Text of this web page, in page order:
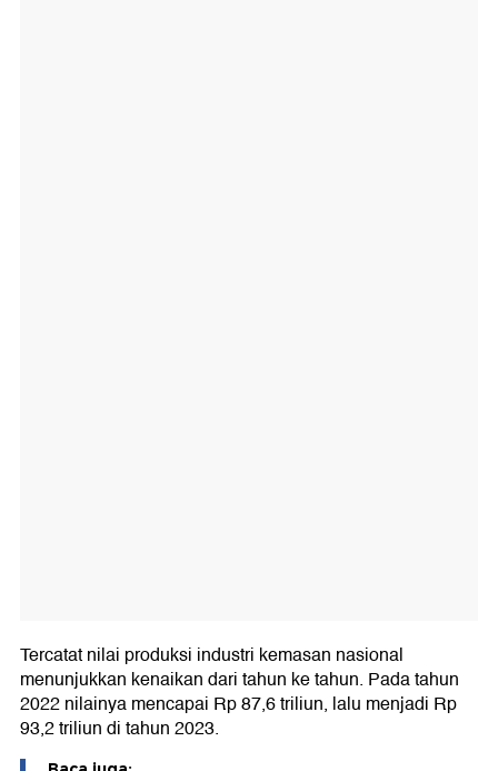
Tercatat nilai produksi industri kemasan nasional
menunjukkan kenaikan dari tahun ke tahun. Pada tahun
2022 nilainya mencapai Rp 87,6 triliun, lalu menjadi Rp
93,2 triliun di tahun 2023.